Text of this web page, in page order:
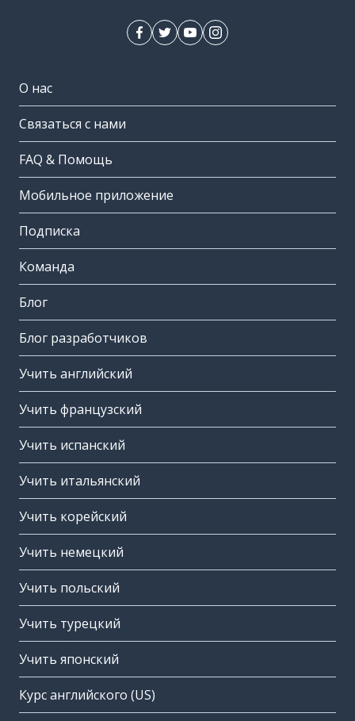
О нас
Связаться с нами
FAQ & Помощь
Мобильное приложение
Подписка
Команда
Блог
Блог разработчиков
Учить английский
Учить французский
Учить испанский
Учить итальянский
Учить корейский
Учить немецкий
Учить польский
Учить турецкий
Учить японский
Курс английского (US)